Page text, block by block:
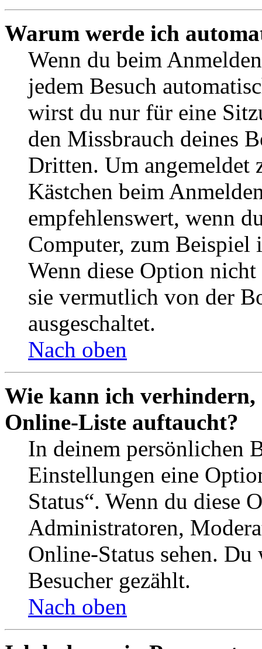
Warum werde ich
Wenn du beim
jedem Besuch
wirst du nur für eine
den Missbrauch deines
Dritten. Um angemeldet
Kästchen beim
empfehlenswert, wenn
Computer, zum Beispiel
Wenn diese Option
sie vermutlich von der
ausgeschaltet.
Nach oben
Wie kann ich verhindern,
Online-Liste auftaucht?
In deinem persönlichen
Einstellungen eine
Status“. Wenn du diese
Administratoren,
Online-Status sehen.
Besucher gezählt.
Nach oben